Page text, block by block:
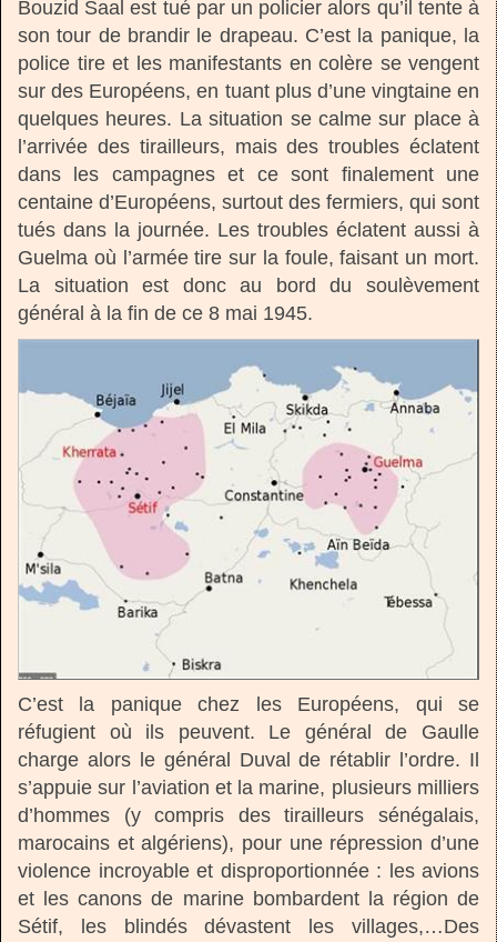
Bouzid Saal est tué par un policier alors qu’il tente à
son tour de brandir le drapeau. C’est la panique, la
police tire et les manifestants en colère se vengent
sur des Européens, en tuant plus d’une vingtaine en
quelques heures. La situation se calme sur place à
l’arrivée des tirailleurs, mais des troubles éclatent
dans les campagnes et ce sont finalement une
centaine d’Européens, surtout des fermiers, qui sont
tués dans la journée. Les troubles éclatent aussi à
Guelma où l’armée tire sur la foule, faisant un mort.
La situation est donc au bord du soulèvement
général à la fin de ce 8 mai 1945.
C’est la panique chez les Européens, qui se
réfugient où ils peuvent. Le général de Gaulle
charge alors le général Duval de rétablir l’ordre. Il
s’appuie sur l’aviation et la marine, plusieurs milliers
d’hommes (y compris des tirailleurs sénégalais,
marocains et algériens), pour une répression d’une
violence incroyable et disproportionnée : les avions
et les canons de marine bombardent la région de
Sétif, les blindés dévastent les villages,…Des